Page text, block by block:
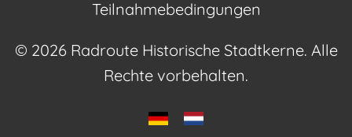
Teilnahmebedingungen
© 2026 Radroute Historische Stadtkerne. Alle
Rechte vorbehalten.